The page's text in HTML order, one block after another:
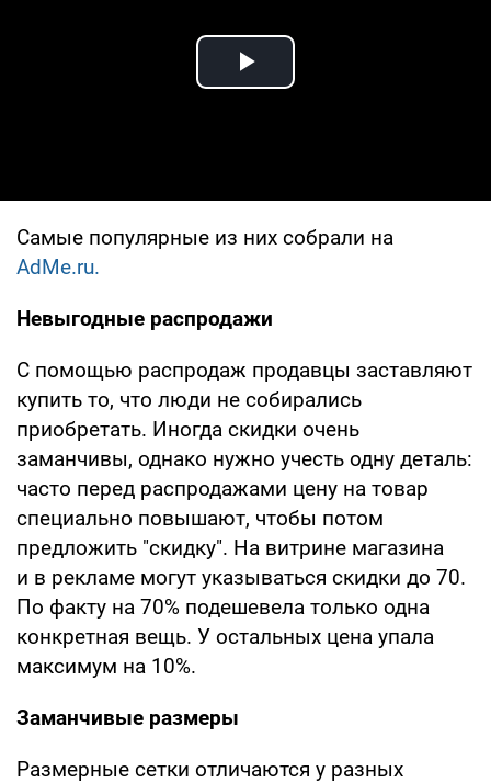
Play Video
Самые популярные из них собрали на
AdMe.ru.
Невыгодные распродажи
С помощью распродаж продавцы заставляют
купить то, что люди не собирались
приобретать. Иногда скидки очень
заманчивы, однако нужно учесть одну деталь:
часто перед распродажами цену на товар
специально повышают, чтобы потом
предложить "скидку". На витрине магазина
и в рекламе могут указываться скидки до 70.
По факту на 70% подешевела только одна
конкретная вещь. У остальных цена упала
максимум на 10%.
Заманчивые размеры
Размерные сетки отличаются у разных